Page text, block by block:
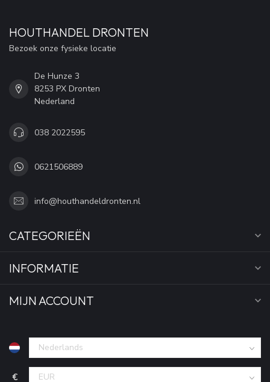
HOUTHANDEL DRONTEN
Bezoek onze fysieke locatie
De Hunze 3
8253 PX Dronten
Nederland
038 2022595
0621506889
info@houthandeldronten.nl
CATEGORIEËN
INFORMATIE
MIJN ACCOUNT
€